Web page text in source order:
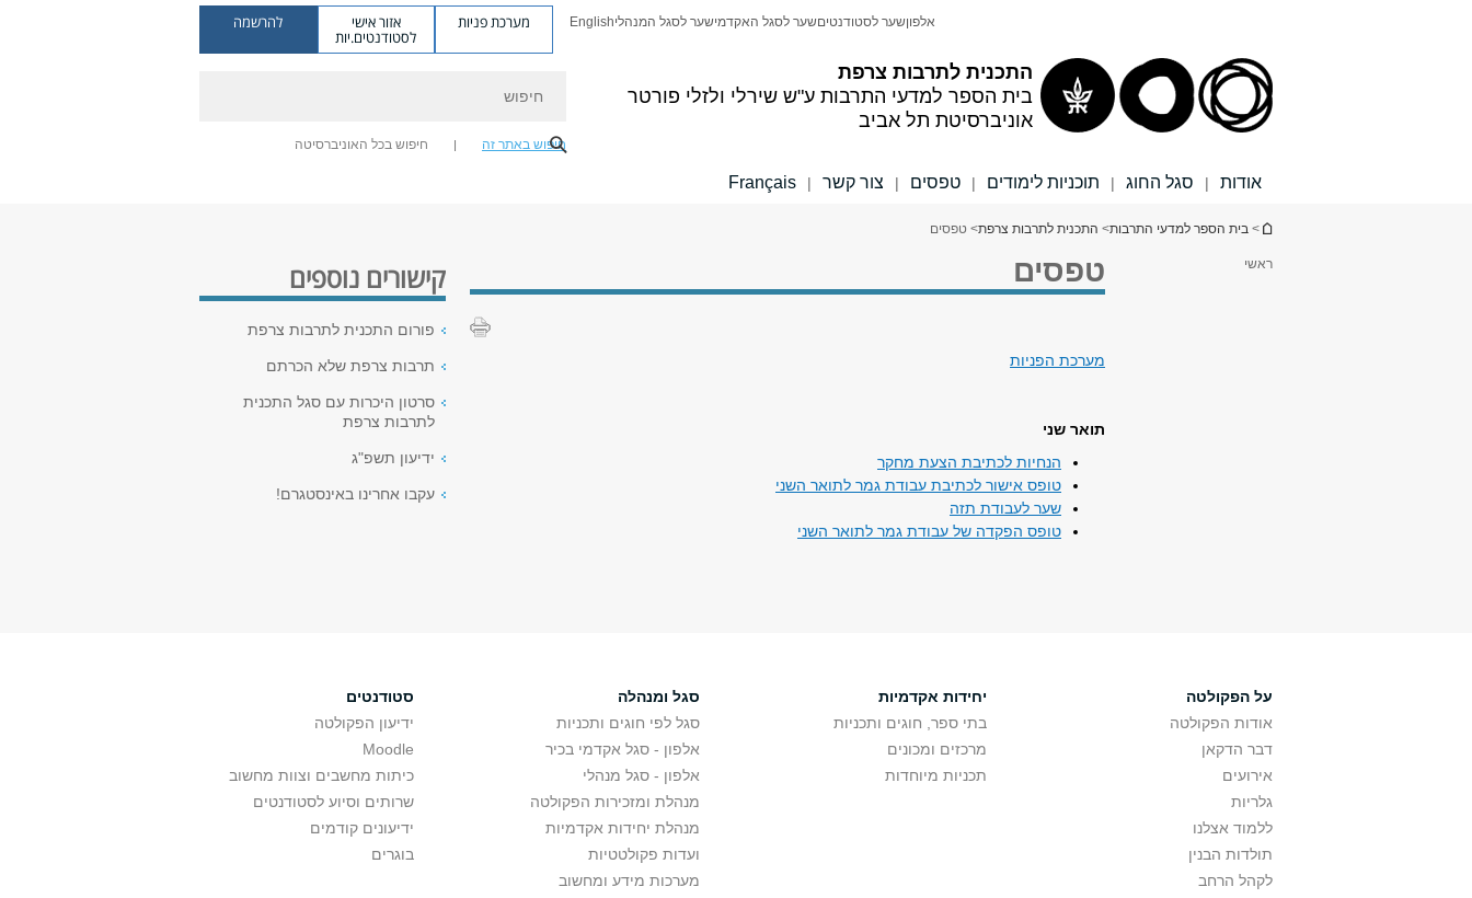
התכנית לתרבות צרפת
בית הספר למדעי התרבות ע"ש שירלי ולזלי פורטר
אוניברסיטת תל אביב
אלפוןשער לסטודנטיםשער לסגל האקדמישער לסגל המנהליEnglish מערכת פניות אזור אישי
לסטודנטים.יות
להרשמה
חיפוש באתר זה חיפוש בכל האוניברסיטה
אודות | סגל החוג | תוכניות לימודים | טפסים | צור קשר |
Français
הינך נמצא כאן
> בית הספר למדעי התרבות> התכנית לתרבות צרפת> טפסים
ראשי טפסים
מערכת הפניות
תואר שני
הנחיות לכתיבת הצעת מחקר
טופס אישור לכתיבת עבודת גמר לתואר השני
שער לעבודת תזה
טופס הפקדה של עבודת גמר לתואר השני
קישורים נוספים
פורום התכנית לתרבות צרפת
תרבות צרפת שלא הכרתם
סרטון היכרות עם סגל התכנית
לתרבות צרפת
ידיעון תשפ"ג
עקבו אחרינו באינסטגרם!
על הפקולטה
אודות הפקולטה
דבר הדקאן
אירועים
גלריות
ללמוד אצלנו
תולדות הבנין
לקהל הרחב
יחידות אקדמיות
בתי ספר, חוגים ותכניות
מרכזים ומכונים
תכניות מיוחדות
סגל ומנהלה
סגל לפי חוגים ותכניות
אלפון - סגל אקדמי בכיר
אלפון - סגל מנהלי
מנהלת ומזכירות הפקולטה
מנהלת יחידות אקדמיות
ועדות פקולטטיות
מערכות מידע ומחשוב
סטודנטים
ידיעון הפקולטה
Moodle
כיתות מחשבים וצוות מחשוב
שרותים וסיוע לסטודנטים
ידיעונים קודמים
בוגרים